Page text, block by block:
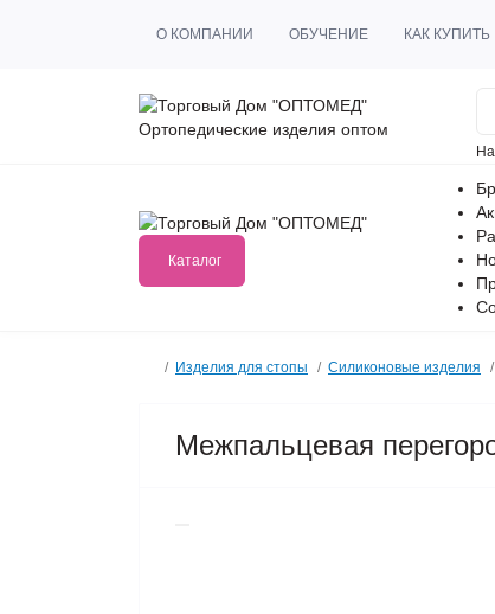
О КОМПАНИИ ОБУЧЕНИЕ КАК КУПИТЬ
Ортопедические изделия оптом
Каталог
Изделия для стопы Силиконовые изделия
Межпальцевая